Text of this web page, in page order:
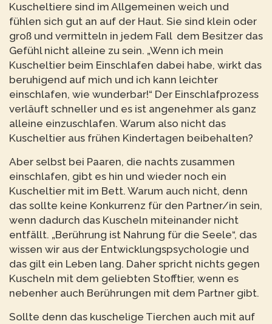
Kuscheltiere sind im Allgemeinen weich und
fühlen sich gut an auf der Haut. Sie sind klein oder
groß und vermitteln in jedem Fall dem Besitzer das
Gefühl nicht alleine zu sein. „Wenn ich mein
Kuscheltier beim Einschlafen dabei habe, wirkt das
beruhigend auf mich und ich kann leichter
einschlafen, wie wunderbar!“ Der Einschlafprozess
verläuft schneller und es ist angenehmer als ganz
alleine einzuschlafen. Warum also nicht das
Kuscheltier aus frühen Kindertagen beibehalten?
Aber selbst bei Paaren, die nachts zusammen
einschlafen, gibt es hin und wieder noch ein
Kuscheltier mit im Bett. Warum auch nicht, denn
das sollte keine Konkurrenz für den Partner/in sein,
wenn dadurch das Kuscheln miteinander nicht
entfällt. „Berührung ist Nahrung für die Seele“, das
wissen wir aus der Entwicklungspsychologie und
das gilt ein Leben lang. Daher spricht nichts gegen
Kuscheln mit dem geliebten Stofftier, wenn es
nebenher auch Berührungen mit dem Partner gibt.
Sollte denn das kuschelige Tierchen auch mit auf